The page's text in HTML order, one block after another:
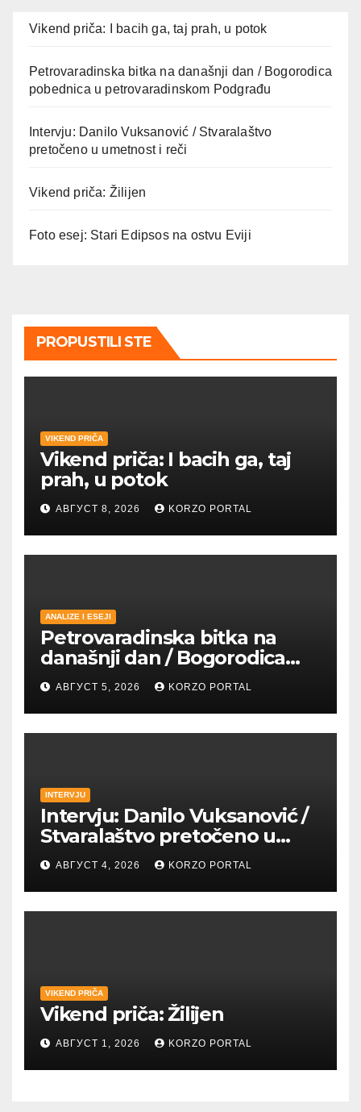
Vikend priča: I bacih ga, taj prah, u potok
Petrovaradinska bitka na današnji dan / Bogorodica
pobednica u petrovaradinskom Podgrađu
Intervju: Danilo Vuksanović / Stvaralaštvo
pretočeno u umetnost i reči
Vikend priča: Žilijen
Foto esej: Stari Edipsos na ostvu Eviji
PROPUSTILI STE
VIKEND PRIČA
Vikend priča: I bacih ga, taj
prah, u potok
АВГУСТ 8, 2026 KORZO PORTAL
ANALIZE I ESEJI
Petrovaradinska bitka na
današnji dan / Bogorodica
pobednica u
petrovaradinskom Podgrađu
АВГУСТ 5, 2026 KORZO PORTAL
INTERVJU
Intervju: Danilo Vuksanović /
Stvaralaštvo pretočeno u
umetnost i reči
АВГУСТ 4, 2026 KORZO PORTAL
VIKEND PRIČA
Vikend priča: Žilijen
АВГУСТ 1, 2026 KORZO PORTAL